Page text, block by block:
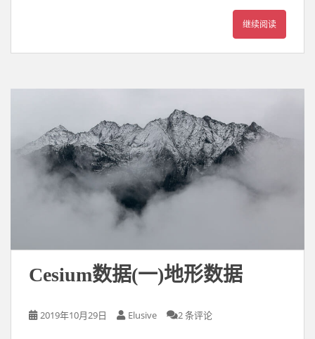
继续阅读
Cesium数据(一)地形数据
2019年10月29日 Elusive 2 条评论